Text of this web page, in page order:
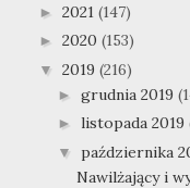
► 2021 (147)
► 2020 (153)
▼ 2019 (216)
► grudnia 2019
► listopada 2019
▼ października
Nawilżający i